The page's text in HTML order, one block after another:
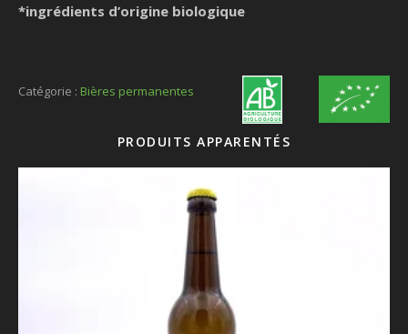
*ingrédients d’origine biologique
Catégorie : Bières permanentes
PRODUITS APPARENTÉS